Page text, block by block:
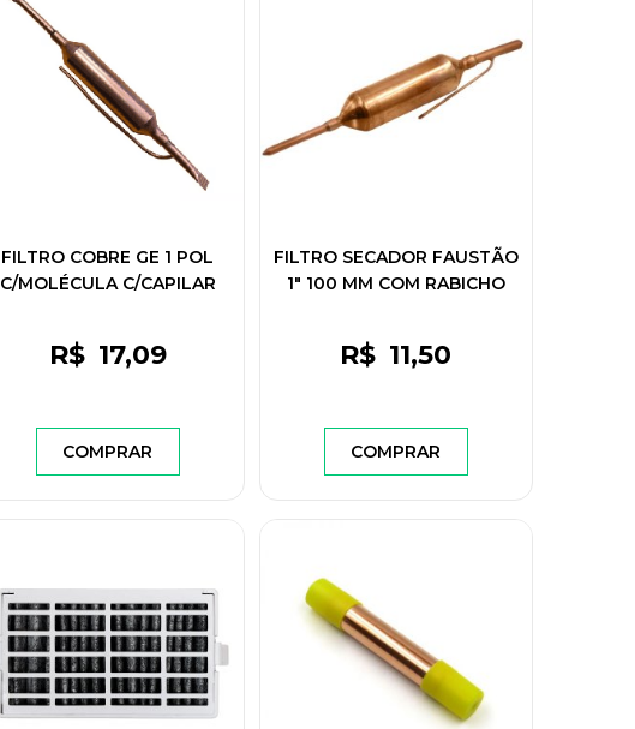
FILTRO COBRE GE 1 POL
C/MOLÉCULA C/CAPILAR
R$ 17,09
COMPRAR
FILTRO SECADOR FAUSTÃO
1" 100 MM COM RABICHO
R$ 11,50
COMPRAR